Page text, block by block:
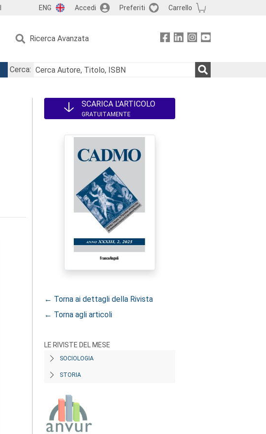
ENG Accedi Preferiti Carrello
Ricerca Avanzata
Cerca:
SCARICA L'ARTICOLO
GRATUITAMENTE
← Torna ai dettagli della Rivista
← Torna agli articoli
LE RIVISTE DEL MESE
SOCIOLOGIA
STORIA